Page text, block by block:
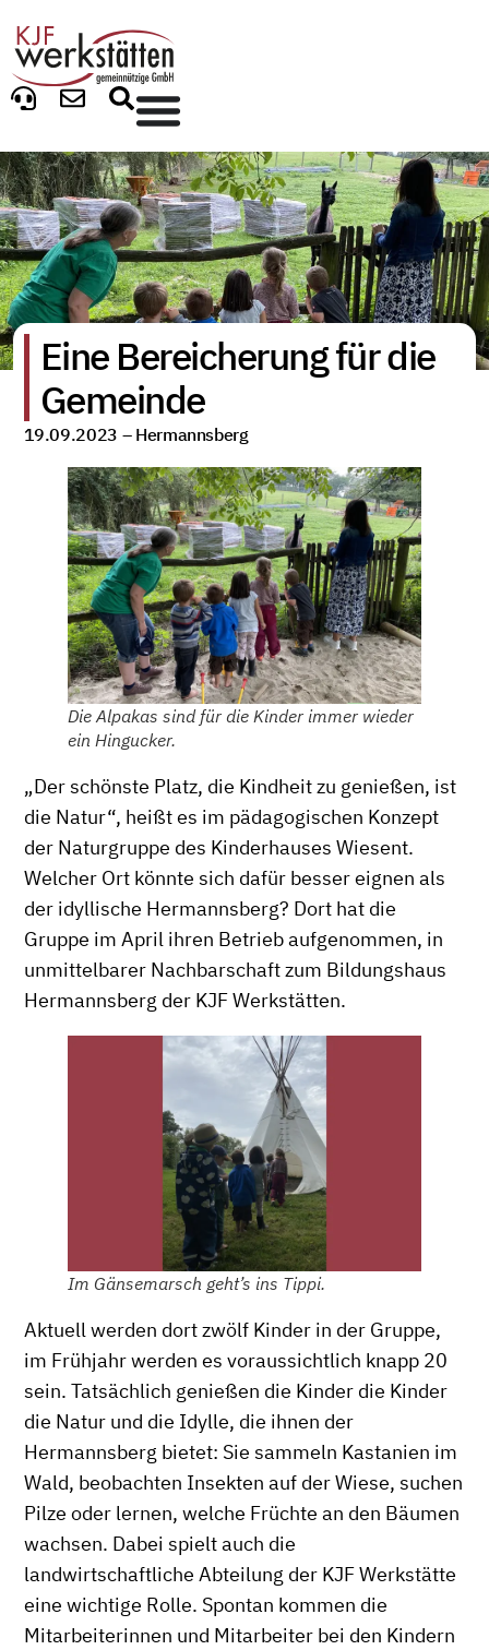
Eine Bereicherung für die
Gemeinde
19.09.2023 – Hermannsberg
Die Alpakas sind für die Kinder immer wieder
ein Hingucker.
„Der schönste Platz, die Kindheit zu genießen, ist
die Natur“, heißt es im pädagogischen Konzept
der Naturgruppe des Kinderhauses Wiesent.
Welcher Ort könnte sich dafür besser eignen als
der idyllische Hermannsberg? Dort hat die
Gruppe im April ihren Betrieb aufgenommen, in
unmittelbarer Nachbarschaft zum Bildungshaus
Hermannsberg der KJF Werkstätten.
Im Gänsemarsch geht’s ins Tippi.
Aktuell werden dort zwölf Kinder in der Gruppe,
im Frühjahr werden es voraussichtlich knapp 20
sein. Tatsächlich genießen die Kinder die Kinder
die Natur und die Idylle, die ihnen der
Hermannsberg bietet: Sie sammeln Kastanien im
Wald, beobachten Insekten auf der Wiese, suchen
Pilze oder lernen, welche Früchte an den Bäumen
wachsen. Dabei spielt auch die
landwirtschaftliche Abteilung der KJF Werkstätte
eine wichtige Rolle. Spontan kommen die
Mitarbeiterinnen und Mitarbeiter bei den Kindern